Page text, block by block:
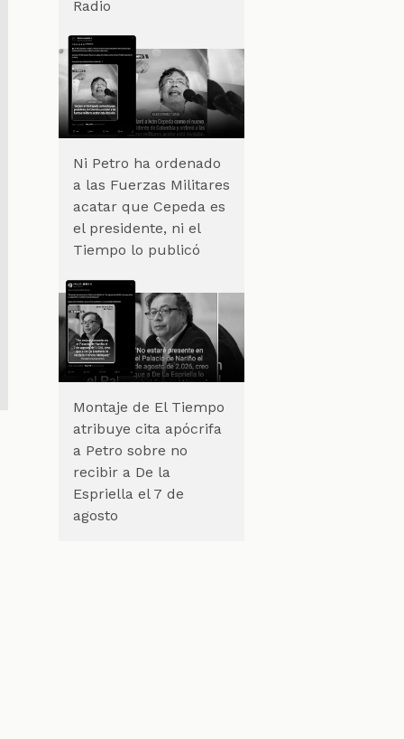
Radio
Ni Petro ha ordenado
a las Fuerzas Militares
acatar que Cepeda es
el presidente, ni el
Tiempo lo publicó
Montaje de El Tiempo
atribuye cita apócrifa
a Petro sobre no
recibir a De la
Espriella el 7 de
agosto